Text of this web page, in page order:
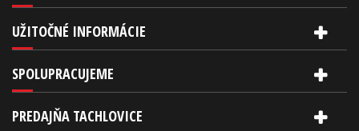
UŽITOČNÉ INFORMÁCIE
SPOLUPRACUJEME
PREDAJŇA TACHLOVICE